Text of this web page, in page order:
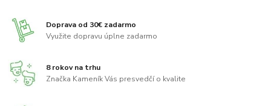
Doprava od 30€ zadarmo
Využite dopravu úplne zadarmo
8 rokov na trhu
Značka Kameník Vás presvedčí o kvalite